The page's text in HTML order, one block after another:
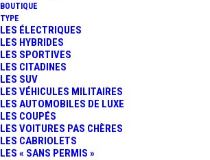
BOUTIQUE
TYPE
LES ÉLECTRIQUES
LES HYBRIDES
LES SPORTIVES
LES CITADINES
LES SUV
LES VÉHICULES MILITAIRES
LES AUTOMOBILES DE LUXE
LES COUPÉS
LES VOITURES PAS CHÈRES
LES CABRIOLETS
LES « SANS PERMIS »